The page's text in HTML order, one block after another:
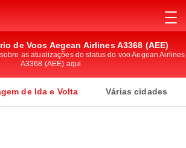
de Voos Aegean Airlines A3368 (AEE)
as atualizações do status do voo Aegean Airlines
A3368 (AEE) aqui
de Ida e Volta Várias cidades